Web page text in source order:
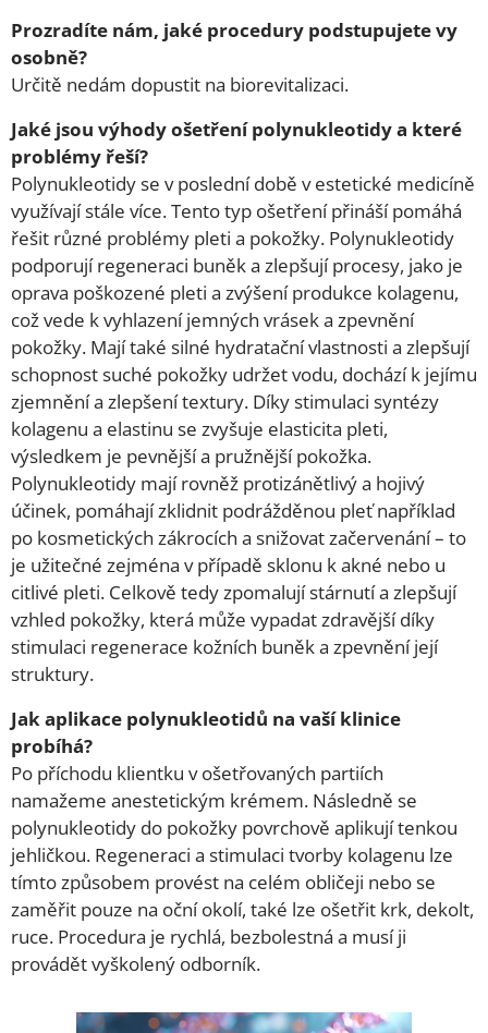
Prozradíte nám, jaké procedury podstupujete vy
osobně?
Určitě nedám dopustit na biorevitalizaci.
Jaké jsou výhody ošetření polynukleotidy a které
problémy řeší?
Polynukleotidy se v poslední době v estetické medicíně
využívají stále více. Tento typ ošetření přináší pomáhá
řešit různé problémy pleti a pokožky. Polynukleotidy
podporují regeneraci buněk a zlepšují procesy, jako je
oprava poškozené pleti a zvýšení produkce kolagenu,
což vede k vyhlazení jemných vrásek a zpevnění
pokožky. Mají také silné hydratační vlastnosti a zlepšují
schopnost suché pokožky udržet vodu, dochází k jejímu
zjemnění a zlepšení textury. Díky stimulaci syntézy
kolagenu a elastinu se zvyšuje elasticita pleti,
výsledkem je pevnější a pružnější pokožka.
Polynukleotidy mají rovněž protizánětlivý a hojivý
účinek, pomáhají zklidnit podrážděnou pleť například
po kosmetických zákrocích a snižovat začervenání – to
je užitečné zejména v případě sklonu k akné nebo u
citlivé pleti. Celkově tedy zpomalují stárnutí a zlepšují
vzhled pokožky, která může vypadat zdravější díky
stimulaci regenerace kožních buněk a zpevnění její
struktury.
Jak aplikace polynukleotidů na vaší klinice
probíhá?
Po příchodu klientku v ošetřovaných partiích
namažeme anestetickým krémem. Následně se
polynukleotidy do pokožky povrchově aplikují tenkou
jehličkou. Regeneraci a stimulaci tvorby kolagenu lze
tímto způsobem provést na celém obličeji nebo se
zaměřit pouze na oční okolí, také lze ošetřit krk, dekolt,
ruce. Procedura je rychlá, bezbolestná a musí ji
provádět vyškolený odborník.